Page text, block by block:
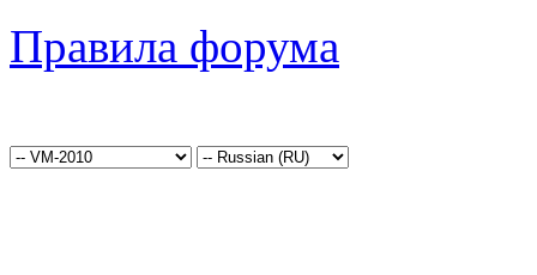
Правила форума